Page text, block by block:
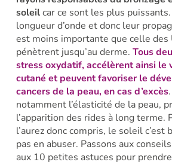
soleilcar ce sont les plus
longueur d’onde et donc leur
est moins importante que celle des
pénètrent jusqu’au derme. Tous
stress oxydatif, accélèrent ainsi le
cutané et peuvent favoriser le
cancers de la peau, en cas d’excès
notamment l’élasticité de la peau,
l’apparition des rides à long terme.
l’aurez donc compris, le soleil c’est
pas en abuser. Passons aux
aux 10 petites astuces pour